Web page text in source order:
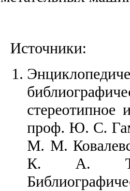
Источники:
стереотипное
проф. Ю. С.
М. М.
К. А.